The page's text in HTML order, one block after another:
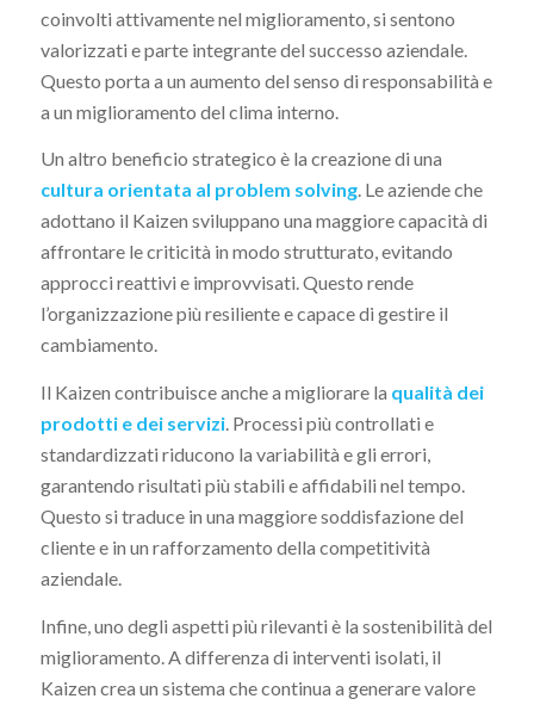
coinvolti attivamente nel miglioramento, si sentono
valorizzati e parte integrante del successo aziendale.
Questo porta a un aumento del senso di responsabilità e
a un miglioramento del clima interno.
Un altro beneficio strategico è la creazione di una
cultura orientata al problem solving. Le aziende che
adottano il Kaizen sviluppano una maggiore capacità di
affrontare le criticità in modo strutturato, evitando
approcci reattivi e improvvisati. Questo rende
l’organizzazione più resiliente e capace di gestire il
cambiamento.
Il Kaizen contribuisce anche a migliorare la qualità dei
prodotti e dei servizi. Processi più controllati e
standardizzati riducono la variabilità e gli errori,
garantendo risultati più stabili e affidabili nel tempo.
Questo si traduce in una maggiore soddisfazione del
cliente e in un rafforzamento della competitività
aziendale.
Infine, uno degli aspetti più rilevanti è la sostenibilità del
miglioramento. A differenza di interventi isolati, il
Kaizen crea un sistema che continua a generare valore